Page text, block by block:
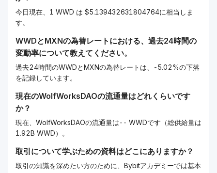
今日現在、1 WWD は $5.139432631804764に相当しま
す。
WWDとMXNの為替レートにおける、過去24時間の
変動率について教えてください。
過去24時間のWWDとMXNの為替レートは、-5.02%の下落
を記録しています。
現在のWolfWorksDAOの流通量はどれくらいです
か？
現在、WolfWorksDAOの流通量は-- WWDです（総供給量は
1.92B WWD）。
取引について学ぶための資料はどこにありますか？
取引の知識を深めたい方のために、Bybitアカデミーでは基本